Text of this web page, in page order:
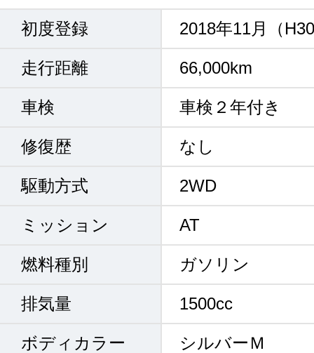
初度登録 2018年11月（
走行距離 66,000km
車検 車検２年付き
修復歴 なし
駆動方式 2WD
ミッション AT
燃料種別 ガソリン
排気量 1500cc
ボディカラー シルバーＭ